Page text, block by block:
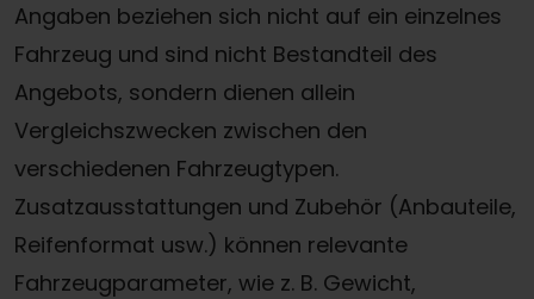
Angaben beziehen sich nicht auf ein einzelnes
Fahrzeug und sind nicht Bestandteil des
Angebots, sondern dienen allein
Vergleichszwecken zwischen den
verschiedenen Fahrzeugtypen.
Zusatzausstattungen und Zubehör (Anbauteile,
Reifenformat usw.) können relevante
Fahrzeugparameter, wie z. B. Gewicht,